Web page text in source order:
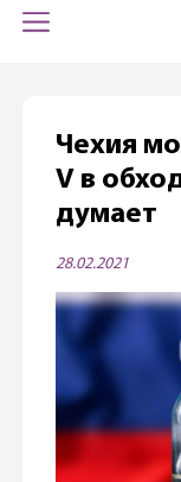
Чехия
V в
думает
28.02.2021